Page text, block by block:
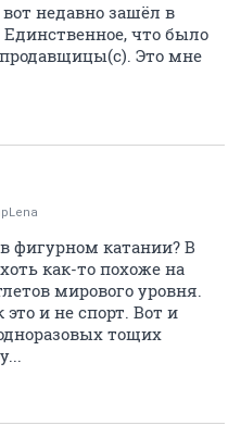
недавно зашёл в
что было
Это мне
фигурном катании? В
как-то похоже на
мирового уровня.
это и не спорт. Вот и
тощих